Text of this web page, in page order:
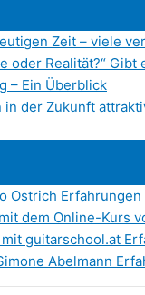
Zeit – viele
oder Realität?“ Gibt
– Ein Überblick
der Zukunft
Ostrich
dem Online-Kurs
guitarschool.at
Abelmann